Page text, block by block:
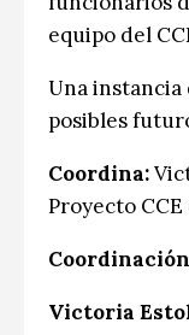
equipo del
Una
posibles
Coordina:
Proyecto
Victoria